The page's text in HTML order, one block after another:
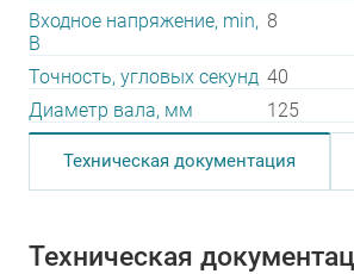
Входное напряжение, min,
В
8
Точность, угловых секунд 40
Диаметр вала, мм
125
Техническая документация
Техническая